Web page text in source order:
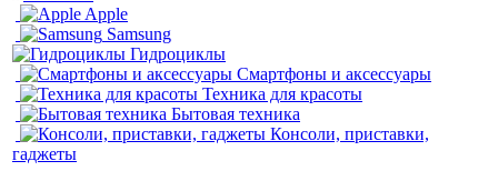
Apple
Samsung
Гидроциклы
Смартфоны и аксессуары
Техника для красоты
Бытовая техника
Консоли, приставки,
гаджеты